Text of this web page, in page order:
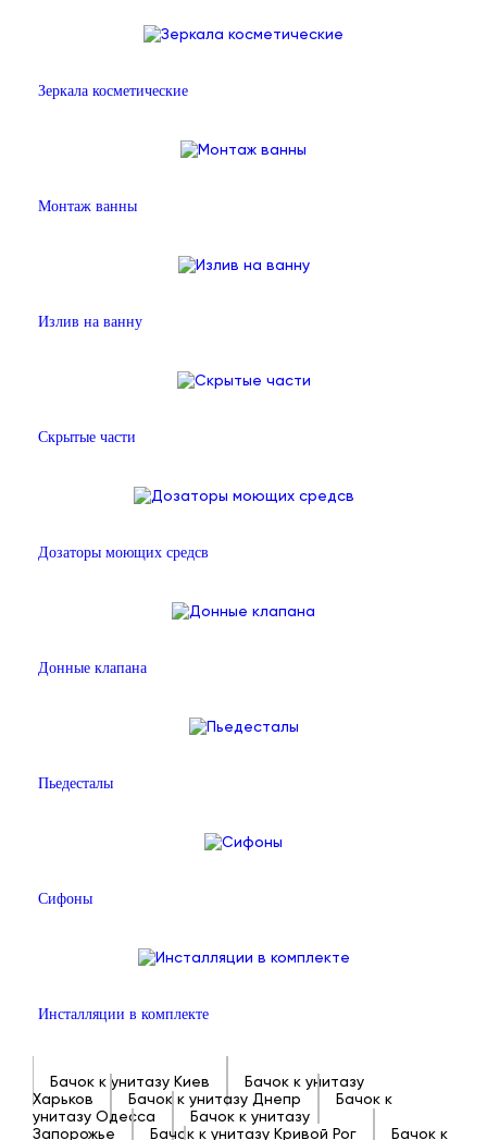
Зеркала косметические
Монтаж ванны
Излив на ванну
Скрытые части
Дозаторы моющих средсв
Донные клапана
Пьедесталы
Сифоны
Инсталляции в комплекте
Бачок к унитазу Киев
Бачок к унитазу
Харьков
Бачок к унитазу Днепр
Бачок к
унитазу Одесса
Бачок к унитазу
Запорожье
Бачок к унитазу Кривой Рог Бачок к